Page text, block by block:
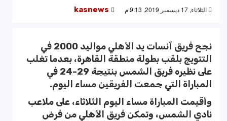
الثلاثاء, 17 ديسمبر 2019, 9:13 م kasnews
نجح فريق آنسات يد الأهلي مواليد 2000 في
التتويج بلقب بطولة منطقة القاهرة، بعدما تغلب
على نظيره فريق الشمس بنتيجة 29-24 في
المباراة التي جمعت الفريقين مساء اليوم.
وأقيمت المباراة مساء اليوم الثلاثاء، على ملاعب
نادي الشمس، وتمكن فريق الأهلي من فرض